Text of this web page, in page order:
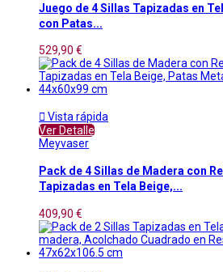
Juego de 4 Sillas Tapizadas en
con Patas...
529,90 €
 Vista rápida
Ver Detalle
Meyvaser
Pack de 4 Sillas de Madera con
Tapizadas en Tela Beige,...
409,90 €